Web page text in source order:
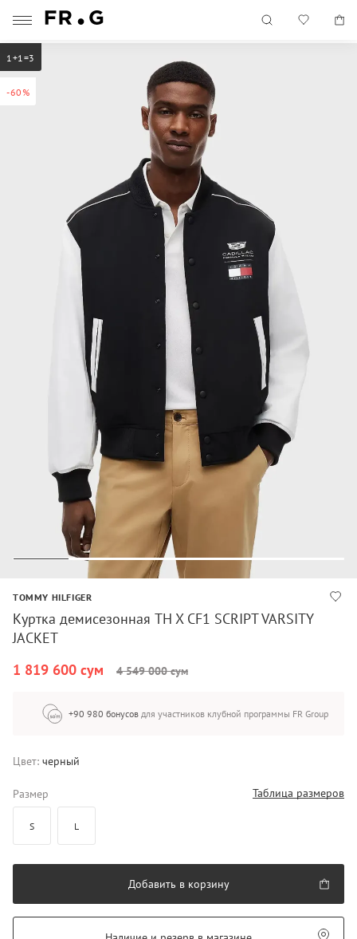
-60%
1+1=3
TOMMY HILFIGER
Куртка демисезонная TH X CF1 SCRIPT VARSITY
JACKET
1 819 600 сум
4 549 000 сум
+90 980 бонусов для участников клубной программы FR Group
Цвет: черный
Размер Таблица размеров
S L
Добавить в корзину